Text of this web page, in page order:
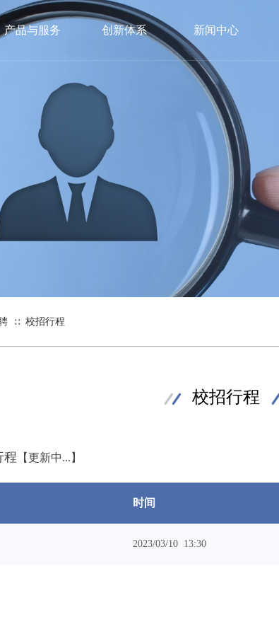
产品与服务 创新体系 新闻中心
校招行程
时间
2023/03/10 13:30
程 【更新中...】
∷ 校招行程